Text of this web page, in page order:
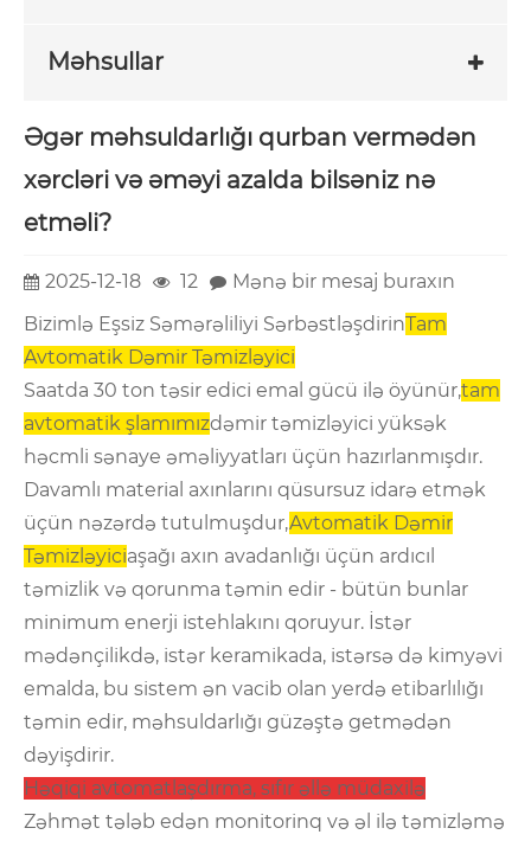
Məhsullar
Əgər məhsuldarlığı qurban vermədən
xərcləri və əməyi azalda bilsəniz nə
etməli?
2025-12-18 12
Mənə bir mesaj buraxın
Bizimlə Eşsiz Səmərəliliyi SərbəstləşdirinTam
Avtomatik Dəmir Təmizləyici
Saatda 30 ton təsir edici emal gücü ilə öyünür,tam
avtomatik şlamımızdəmir təmizləyici yüksək
həcmli sənaye əməliyyatları üçün hazırlanmışdır.
Davamlı material axınlarını qüsursuz idarə etmək
üçün nəzərdə tutulmuşdur,Avtomatik Dəmir
Təmizləyiciaşağı axın avadanlığı üçün ardıcıl
təmizlik və qorunma təmin edir - bütün bunlar
minimum enerji istehlakını qoruyur. İstər
mədənçilikdə, istər keramikada, istərsə də kimyəvi
emalda, bu sistem ən vacib olan yerdə etibarlılığı
təmin edir, məhsuldarlığı güzəştə getmədən
dəyişdirir.
Həqiqi avtomatlaşdırma, sıfır əllə müdaxilə
Zəhmət tələb edən monitorinq və əl ilə təmizləmə